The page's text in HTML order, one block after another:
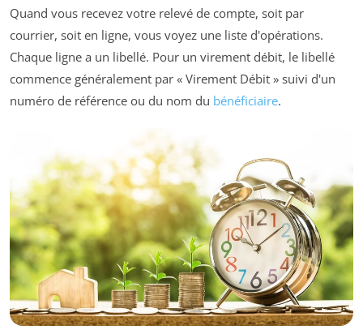
Quand vous recevez votre relevé de compte, soit par
courrier, soit en ligne, vous voyez une liste d'opérations.
Chaque ligne a un libellé. Pour un virement débit, le libellé
commence généralement par « Virement Débit » suivi d'un
numéro de référence ou du nom du bénéficiaire.